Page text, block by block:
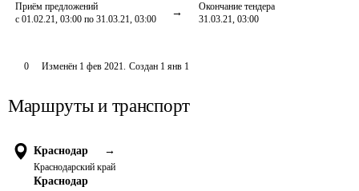
Приём предложений
с 01.02.21, 03:00 по 31.03.21, 03:00
Окончание тендера
31.03.21, 03:00
0 Изменён 1 фев 2021. Создан 1 янв 1
Маршруты и транспорт
Краснодар →
Краснодарский край
Краснодар